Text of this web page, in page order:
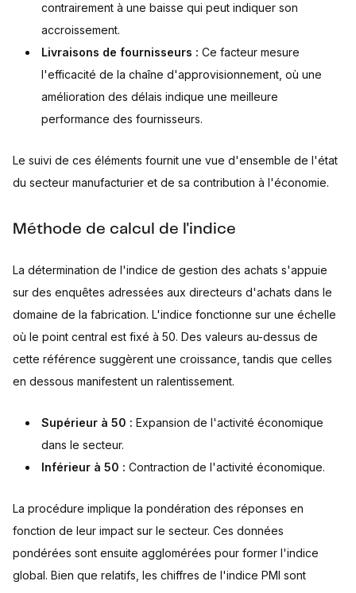
contrairement à une baisse qui peut indiquer son
accroissement.
Livraisons de fournisseurs : Ce facteur mesure
l'efficacité de la chaîne d'approvisionnement, où une
amélioration des délais indique une meilleure
performance des fournisseurs.
Le suivi de ces éléments fournit une vue d'ensemble de l'état
du secteur manufacturier et de sa contribution à l'économie.
Méthode de calcul de l'indice
La détermination de l'indice de gestion des achats s'appuie
sur des enquêtes adressées aux directeurs d'achats dans le
domaine de la fabrication. L'indice fonctionne sur une échelle
où le point central est fixé à 50. Des valeurs au-dessus de
cette référence suggèrent une croissance, tandis que celles
en dessous manifestent un ralentissement.
Supérieur à 50 : Expansion de l'activité économique
dans le secteur.
Inférieur à 50 : Contraction de l'activité économique.
La procédure implique la pondération des réponses en
fonction de leur impact sur le secteur. Ces données
pondérées sont ensuite agglomérées pour former l'indice
global. Bien que relatifs, les chiffres de l'indice PMI sont